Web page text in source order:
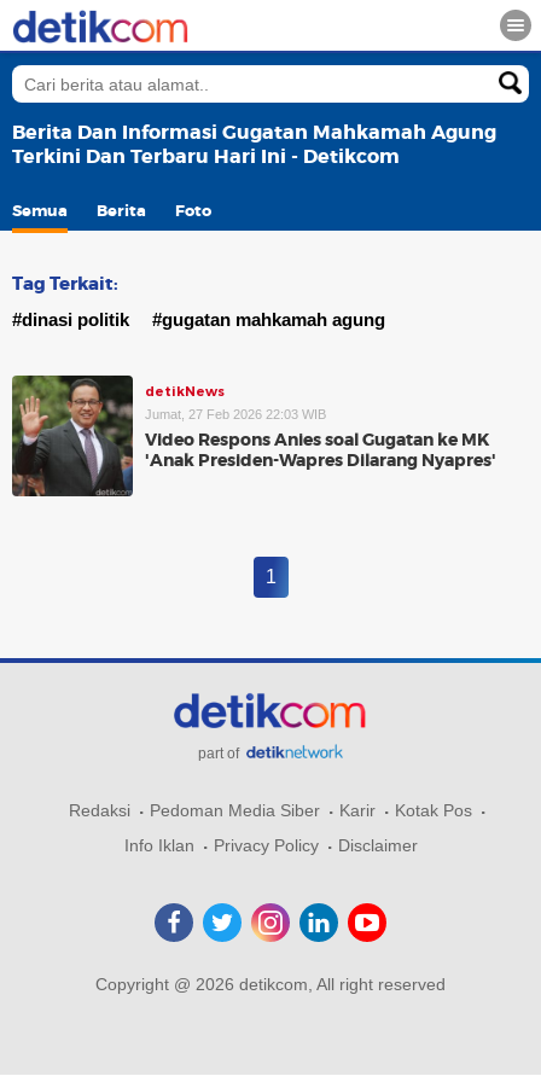
Berita Dan Informasi Gugatan Mahkamah Agung
Terkini Dan Terbaru Hari Ini - Detikcom
Semua Berita Foto
Tag Terkait:
#dinasi politik #gugatan mahkamah agung
detikNews
Jumat, 27 Feb 2026 22:03 WIB
Video Respons Anies soal Gugatan ke MK
'Anak Presiden-Wapres Dilarang Nyapres'
1
part of
Redaksi Pedoman Media Siber Karir
Kotak Pos
Info Iklan
Privacy Policy Disclaimer
Copyright @ 2026 detikcom, All right reserved